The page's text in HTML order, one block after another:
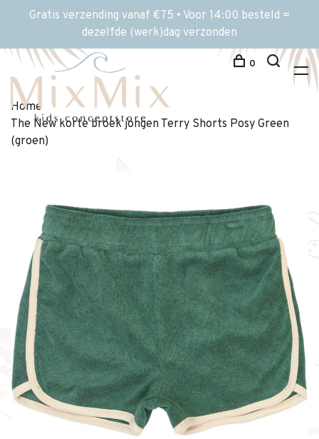
Gratis verzending vanaf €75 • Voor 14:00 besteld =
dezelfde (werk)dag verzonden
0
Home
The New korte broek jongen Terry Shorts Posy Green
(groen)